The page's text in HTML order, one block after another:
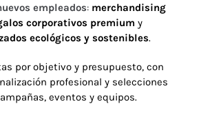
empleados: merchandising
corporativos premium y
ecológicos y sostenibles.
por objetivo y presupuesto, con
profesional y selecciones
eventos y equipos.